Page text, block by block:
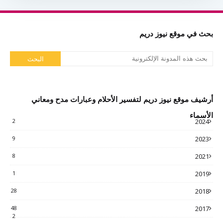
بحث في موقع نيوز دريم
أرشيف موقع نيوز دريم لتفسير الأحلام وعبارات مدح ومعاني
الأسماء
2024
2
2023
9
2021
8
2019
1
2018
28
2017
48
2